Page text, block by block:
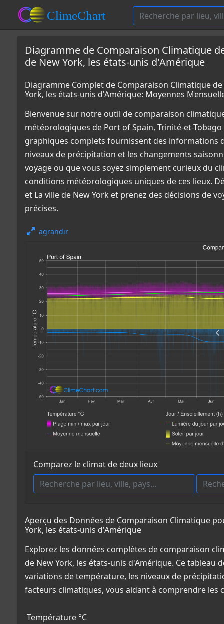
Diagramme de Comparaison Climatique
de New York, les états-unis d'Amérique
Diagramme Complet de Comparaison Climatique
York, les états-unis d'Amérique: Moyennes
Bienvenue sur notre outil de comparaison
météorologiques de Port of Spain, Trinité-et-
graphiques complets fournissent des informations
niveaux de précipitation et les changements
voyage ou que vous soyez simplement curieux du
conditions météorologiques uniques de ces lieux.
et La ville de New York et prenez des décisions de
précises.
agrandir
Comparez le climat de deux lieux
Aperçu des Données de Comparaison Climatique
York, les états-unis d'Amérique
Explorez les données complètes de comparaison
de New York, les états-unis d'Amérique. Ce
variations de température, les niveaux de
facteurs climatiques, vous aidant à comprendre
Température °C